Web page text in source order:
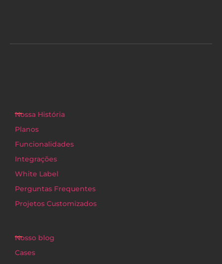
Nossa História
Planos
Funcionalidades
Integrações
White Label
Perguntas Frequentes
Projetos Customizados
Nosso blog
Cases